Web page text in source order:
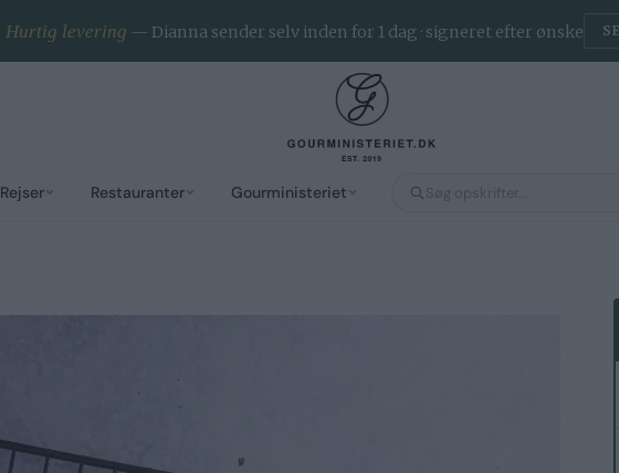
Rejser Restauranter Gourministeriet
Hurtig levering — Dianna sender selv inden for 1 dag · signeret efter ønske